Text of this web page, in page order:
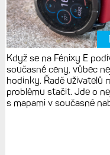
Když se na Fénixy E
současné ceny, vůbec
hodinky. Řadě uživatelů
problému stačit. Jde o
s mapami v současné